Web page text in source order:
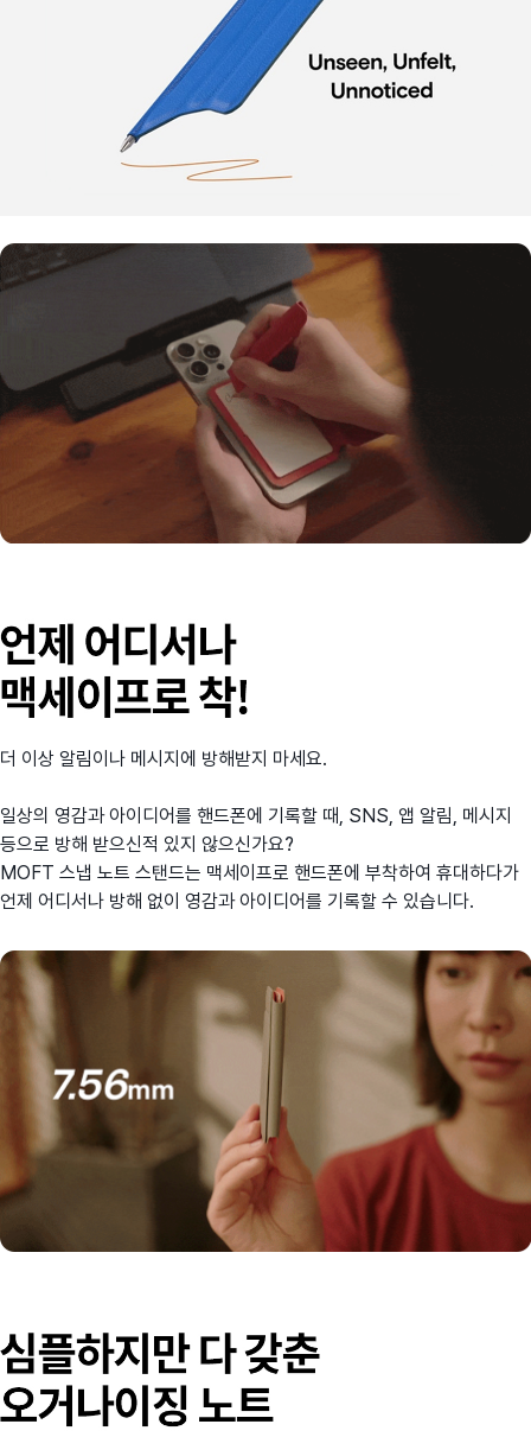
더 이상 알림이나 메시지에 방해받지 마세요.
일상의 영감과 아이디어를 핸드폰에 기록할 때, SNS, 앱 알림, 메시지
등으로 방해 받으신적 있지 않으신가요?
MOFT 스냅 노트 스탠드는 맥세이프로 핸드폰에 부착하여 휴대하다가
언제 어디서나 방해 없이 영감과 아이디어를 기록할 수 있습니다.